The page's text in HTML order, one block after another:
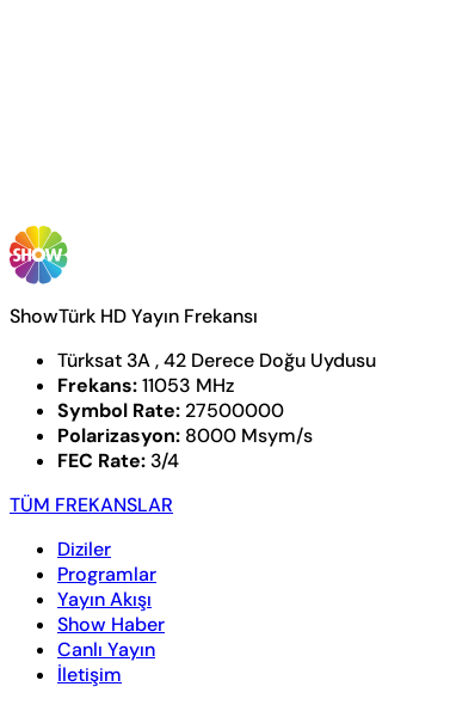
ShowTürk HD Yayın Frekansı
Türksat 3A , 42 Derece Doğu Uydusu
Frekans:11053 MHz
Symbol Rate: 27500000
Polarizasyon: 8000 Msym/s
FEC Rate: 3/4
TÜM FREKANSLAR
Diziler
Programlar
Yayın Akışı
Show Haber
Canlı Yayın
İletişim